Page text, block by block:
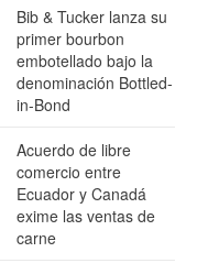
Bib & Tucker lanza su
primer bourbon
embotellado bajo la
denominación Bottled-
in-Bond
Acuerdo de libre
comercio entre
Ecuador y Canadá
exime las ventas de
carne